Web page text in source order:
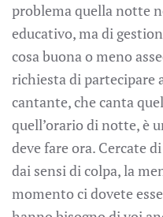
problema quella notte
educativo, ma di
cosa buona o meno
richiesta di partecipare
cantante, che canta
quell’orario di notte, è
deve fare ora. Cercate
dai sensi di colpa, la
momento ci dovete